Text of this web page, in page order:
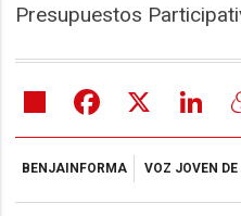
Presupuestos
Share Facebook
BENJAINFORMA VOZ JOVEN